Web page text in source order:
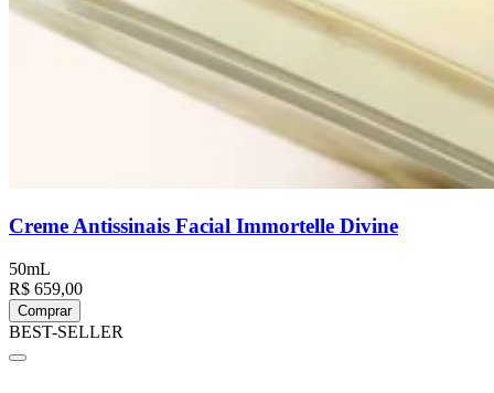
Creme Antissinais Facial Immortelle Divine
50mL
R$ 659,00
Comprar
BEST-SELLER